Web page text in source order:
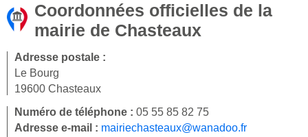
Coordonnées officielles de la
mairie de Chasteaux
Adresse postale :
Le Bourg
19600 Chasteaux
Numéro de téléphone : 05 55 85 82 75
Adresse e-mail : mairiechasteaux@wanadoo.fr